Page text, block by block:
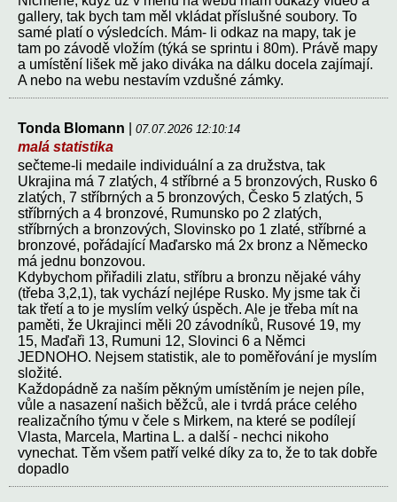
gallery, tak bych tam měl vkládat příslušné soubory. To
samé platí o výsledcích. Mám- li odkaz na mapy, tak je
tam po závodě vložím (týká se sprintu i 80m). Právě mapy
a umístění lišek mě jako diváka na dálku docela zajímají.
A nebo na webu nestavím vzdušné zámky.
Tonda Blomann 07.07.2026 12:10:14
malá statistika
sečteme-li medaile individuální a za družstva, tak
Ukrajina má 7 zlatých, 4 stříbrné a 5 bronzových, Rusko 6
zlatých, 7 stříbrných a 5 bronzových, Česko 5 zlatých, 5
stříbrných a 4 bronzové, Rumunsko po 2 zlatých,
stříbrných a bronzových, Slovinsko po 1 zlaté, stříbrné a
bronzové, pořádající Maďarsko má 2x bronz a Německo
má jednu bonzovou.
Kdybychom přiřadili zlatu, stříbru a bronzu nějaké váhy
(třeba 3,2,1), tak vychází nejlépe Rusko. My jsme tak či
tak třetí a to je myslím velký úspěch. Ale je třeba mít na
paměti, že Ukrajinci měli 20 závodníků, Rusové 19, my
15, Maďaři 13, Rumuni 12, Slovinci 6 a Němci
JEDNOHO. Nejsem statistik, ale to poměřování je myslím
složité.
Každopádně za naším pěkným umístěním je nejen píle,
vůle a nasazení našich běžců, ale i tvrdá práce celého
realizačního týmu v čele s Mirkem, na které se podílejí
Vlasta, Marcela, Martina L. a další - nechci nikoho
vynechat. Těm všem patří velké díky za to, že to tak dobře
dopadlo